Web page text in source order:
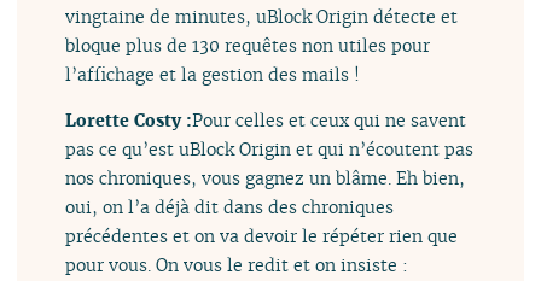
vingtaine de minutes, uBlock Origin détecte et
bloque plus de 130 requêtes non utiles pour
l’affichage et la gestion des mails !
Lorette Costy :Pour celles et ceux qui ne savent
pas ce qu’est uBlock Origin et qui n’écoutent pas
nos chroniques, vous gagnez un blâme. Eh bien,
oui, on l’a déjà dit dans des chroniques
précédentes et on va devoir le répéter rien que
pour vous. On vous le redit et on insiste :